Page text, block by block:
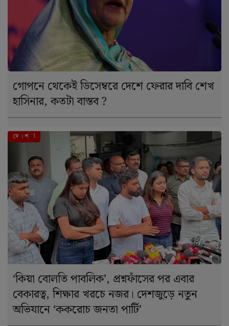
গোপনে থেকেই ডিসেম্বরে দেশে ফেরার দাবি শেখ
হাসিনার, কতটা বাস্তব ?
এই মুহূর্তে
দে । শ
‘কিয়া বোলতি পাবলিক’, প্রশ্নফাঁসের পর এবার
বেকারত্ব, শিক্ষার খরচে নজর। দেশজুড়ে নতুন
অভিযানে ‘ককরোচ জনতা পার্টি’